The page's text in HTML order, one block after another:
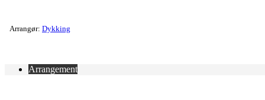
Arrangør: Dykking
Arrangement